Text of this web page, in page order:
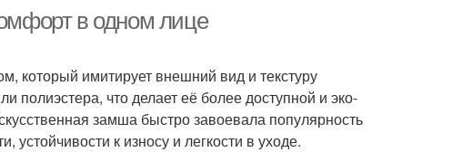
в одном лице
который имитирует внешний вид и текстуру
полиэстера, что делает её более доступной и эко-
замша быстро завоевала популярность
к износу и легкости в уходе.